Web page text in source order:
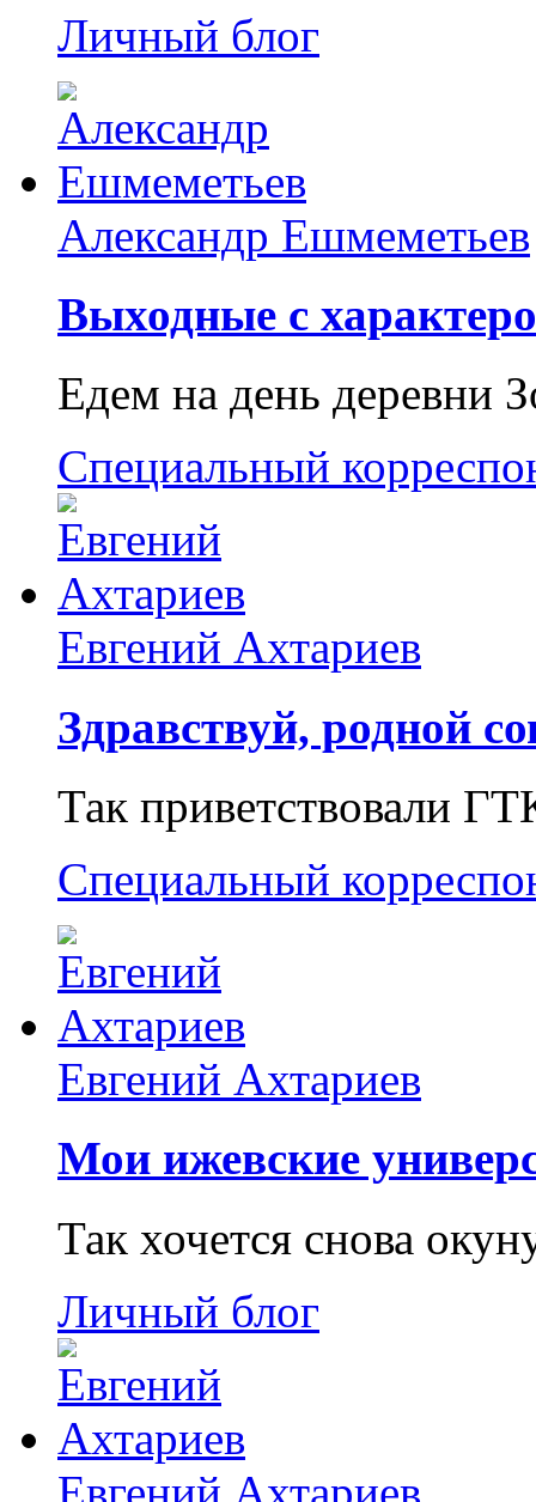
Личный блог
Александр Ешмеметьев
Выходные с
Едем на день деревни
Специальный
Евгений Ахтариев
Здравствуй, родной
Так приветствовали
Специальный
Евгений Ахтариев
Мои ижевские
Так хочется снова
Личный блог
Евгений Ахтариев